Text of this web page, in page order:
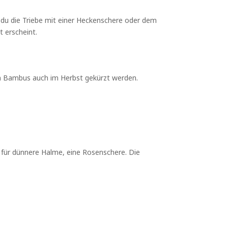
die Triebe mit einer Heckenschere oder dem
erscheint.
auch im Herbst gekürzt werden.
dünnere Halme, eine Rosenschere. Die